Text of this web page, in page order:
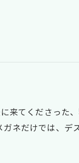
来てくださった
ネだけでは、デ